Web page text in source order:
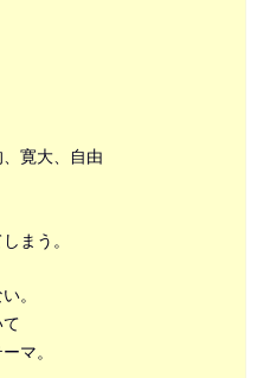
寛大、自由
まう。
。
マ。